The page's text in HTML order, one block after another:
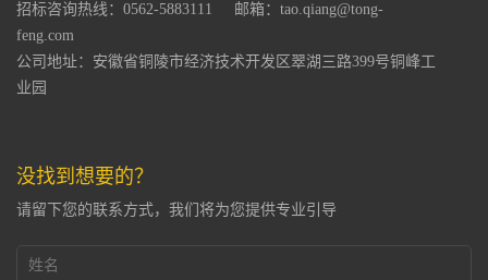
招标咨询热线：0562-5883111
邮箱：tao.qiang@tong-
feng.com
公司地址：安徽省铜陵市经济技术开发区翠湖三路399号铜峰工
业园
没找到想要的？
请留下您的联系方式，我们将为您提供专业引导